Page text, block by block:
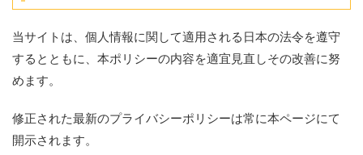
当サイトは、個人情報に関して適用される日本の法令を遵守
するとともに、本ポリシーの内容を適宜見直しその改善に努
めます。
修正された最新のプライバシーポリシーは常に本ページにて
開示されます。